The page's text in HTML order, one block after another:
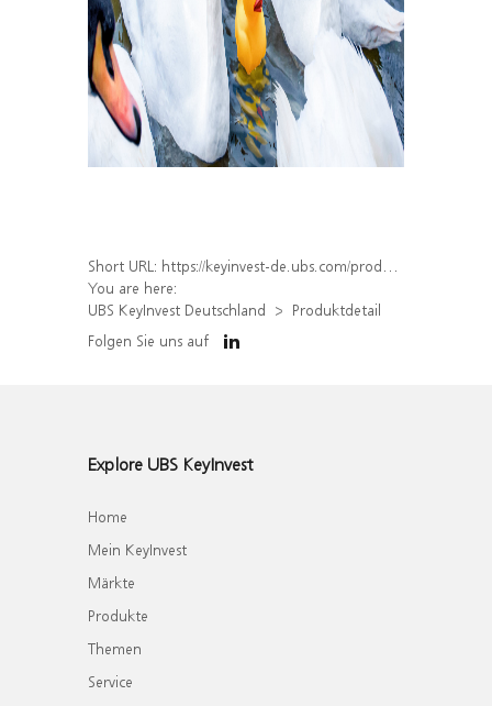
Short URL: https://keyinvest-de.ubs.com/produkt/detail/index/isin/DE000WA8NPS7
You are here:
UBS KeyInvest Deutschland
Produktdetail
Folgen Sie uns auf
Explore UBS KeyInvest
Home
Mein KeyInvest
Märkte
Produkte
Themen
Service